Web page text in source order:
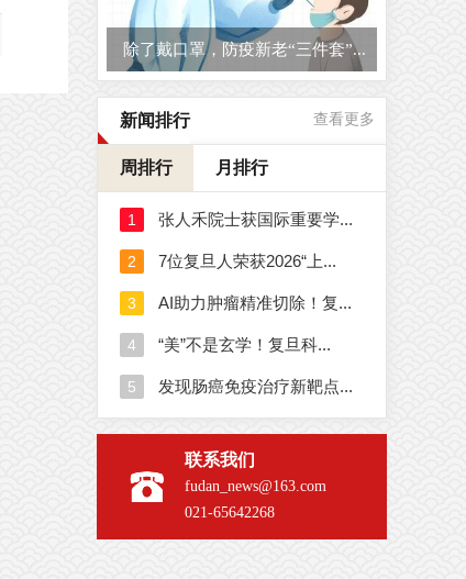
除了戴口罩，防疫新老“三件套”...
新闻排行 查看更多
周排行 月排行
联系我们
fudan_news@163.com
021-65642268